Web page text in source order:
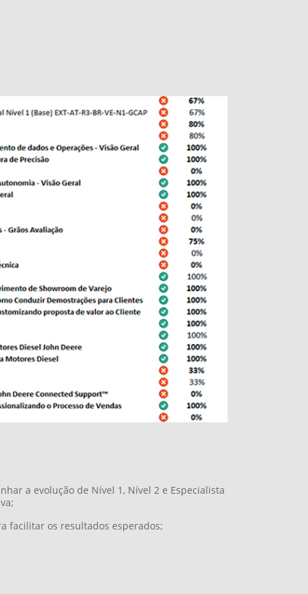
a evolução de Nível 1, Nível 2 e Especialista
facilitar os resultados esperados;